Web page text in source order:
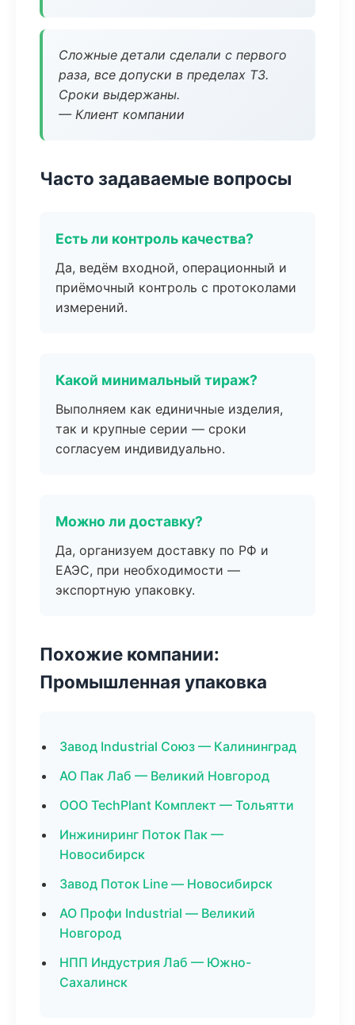
Сложные детали сделали с первого
раза, все допуски в пределах ТЗ.
Сроки выдержаны.
— Клиент компании
Часто задаваемые вопросы
Есть ли контроль качества?
Да, ведём входной, операционный и
приёмочный контроль с протоколами
измерений.
Какой минимальный тираж?
Выполняем как единичные изделия,
так и крупные серии — сроки
согласуем индивидуально.
Можно ли доставку?
Да, организуем доставку по РФ и
ЕАЭС, при необходимости —
экспортную упаковку.
Похожие компании:
Промышленная упаковка
Завод Industrial Союз — Калининград
АО Пак Лаб — Великий Новгород
ООО TechPlant Комплект — Тольятти
Инжиниринг Поток Пак —
Новосибирск
Завод Поток Line — Новосибирск
АО Профи Industrial — Великий
Новгород
НПП Индустрия Лаб — Южно-
Сахалинск